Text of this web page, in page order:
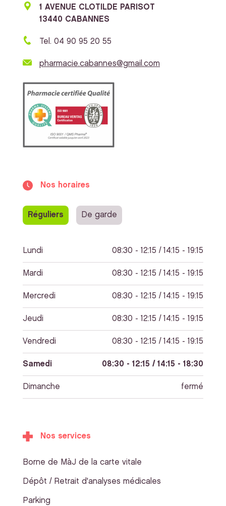
1 AVENUE CLOTILDE PARISOT
13440 CABANNES
Tel. 04 90 95 20 55
pharmacie.cabannes@gmail.com
Nos horaires
Réguliers De garde
Lundi 08:30 - 12:15 / 14:15 - 19:15
Mardi 08:30 - 12:15 / 14:15 - 19:15
Mercredi 08:30 - 12:15 / 14:15 - 19:15
Jeudi 08:30 - 12:15 / 14:15 - 19:15
Vendredi 08:30 - 12:15 / 14:15 - 19:15
Samedi 08:30 - 12:15 / 14:15 - 18:30
Dimanche fermé
Nos services
Borne de MàJ de la carte vitale
Dépôt / Retrait d'analyses médicales
Parking